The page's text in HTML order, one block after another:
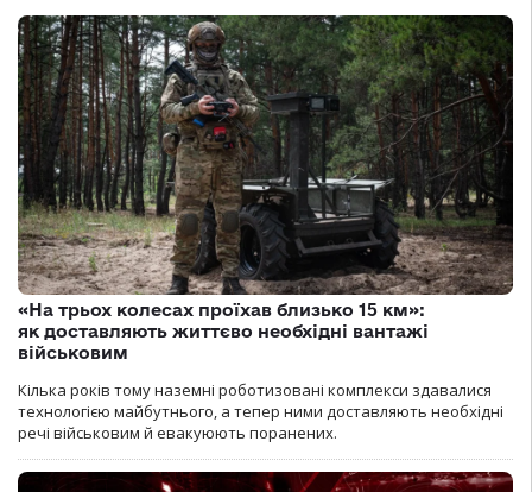
«На трьох колесах проїхав близько 15 км»:
як доставляють життєво необхідні вантажі
військовим
Кілька років тому наземні роботизовані комплекси здавалися
технологією майбутнього, а тепер ними доставляють необхідні
речі військовим й евакуюють поранених.